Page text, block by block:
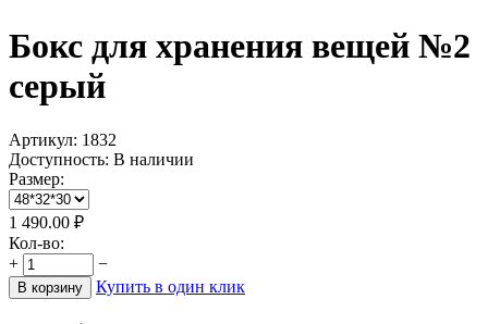
Бокс для хранения вещей №2
серый
Артикул: 1832
Доступность: В наличии
Размер:
1 490.00 ₽
Кол-во:
+
−
В корзину Купить в один клик